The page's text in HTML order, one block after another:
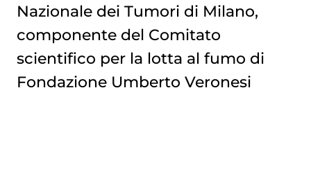
Nazionale dei Tumori di Milano,
componente del Comitato
scientifico per la lotta al fumo di
Fondazione Umberto Veronesi